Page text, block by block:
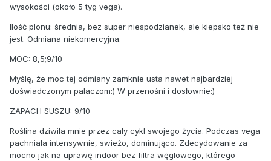
wysokości (około 5 tyg vega).
Ilość plonu: średnia, bez super niespodzianek, ale kiepsko też nie
jest. Odmiana niekomercyjna.
MOC: 8,5;9/10
Myślę, że moc tej odmiany zamknie usta nawet najbardziej
doświadczonym palaczom:) W przenośni i dosłownie:)
ZAPACH SUSZU: 9/10
Roślina dziwiła mnie przez cały cykl swojego życia. Podczas vega
pachniała intensywnie, swieżo, dominująco. Zdecydowanie za
mocno jak na uprawę indoor bez filtra węglowego, którego